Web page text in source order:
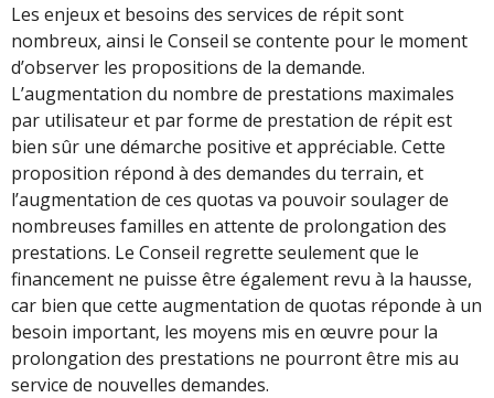
Les enjeux et besoins des services de répit sont
nombreux, ainsi le Conseil se contente pour le moment
d’observer les propositions de la demande.
L’augmentation du nombre de prestations maximales
par utilisateur et par forme de prestation de répit est
bien sûr une démarche positive et appréciable. Cette
proposition répond à des demandes du terrain, et
l’augmentation de ces quotas va pouvoir soulager de
nombreuses familles en attente de prolongation des
prestations. Le Conseil regrette seulement que le
financement ne puisse être également revu à la hausse,
car bien que cette augmentation de quotas réponde à un
besoin important, les moyens mis en œuvre pour la
prolongation des prestations ne pourront être mis au
service de nouvelles demandes.